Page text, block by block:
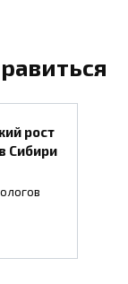
рост
Сибири